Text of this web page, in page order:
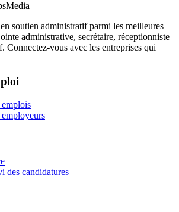
soutien administratif parmi les meilleures
administrative, secrétaire, réceptionniste
Connectez-vous avec les entreprises qui
emplois
des candidatures